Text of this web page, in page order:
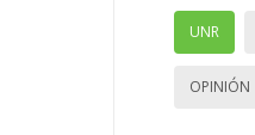
UNR
OPINIÓN